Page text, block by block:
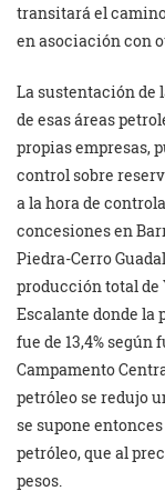
transitará el
en asociación con
La sustentación de
de esas áreas
propias empresas,
control sobre
a la hora de
concesiones en
Piedra-Cerro
producción total de
Escalante donde la
fue de 13,4%
Campamento
petróleo se redujo
se supone
petróleo, que al
pesos.